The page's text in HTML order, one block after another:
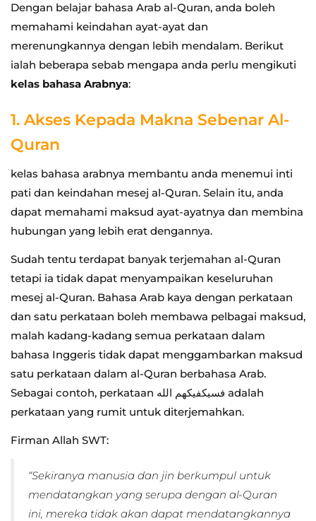
Dengan belajar bahasa Arab al-Quran, anda boleh
memahami keindahan ayat-ayat dan
merenungkannya dengan lebih mendalam. Berikut
ialah beberapa sebab mengapa anda perlu mengikuti
kelas bahasa Arabnya:
1. Akses Kepada Makna Sebenar Al-
Quran
kelas bahasa arabnya membantu anda menemui inti
pati dan keindahan mesej al-Quran. Selain itu, anda
dapat memahami maksud ayat-ayatnya dan membina
hubungan yang lebih erat dengannya.
Sudah tentu terdapat banyak terjemahan al-Quran
tetapi ia tidak dapat menyampaikan keseluruhan
mesej al-Quran. Bahasa Arab kaya dengan perkataan
dan satu perkataan boleh membawa pelbagai maksud,
malah kadang-kadang semua perkataan dalam
bahasa Inggeris tidak dapat menggambarkan maksud
satu perkataan dalam al-Quran berbahasa Arab.
Sebagai contoh, perkataan فسيكفيكهم الله adalah
perkataan yang rumit untuk diterjemahkan.
Firman Allah SWT:
“Sekiranya manusia dan jin berkumpul untuk
mendatangkan yang serupa dengan al-Quran
ini, mereka tidak akan dapat mendatangkannya